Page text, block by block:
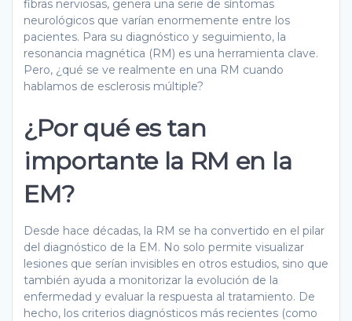
fibras nerviosas, genera una serie de síntomas
neurológicos que varían enormemente entre los
pacientes. Para su diagnóstico y seguimiento, la
resonancia magnética (RM) es una herramienta clave.
Pero, ¿qué se ve realmente en una RM cuando
hablamos de esclerosis múltiple?
¿Por qué es tan
importante la RM en la
EM?
Desde hace décadas, la RM se ha convertido en el pilar
del diagnóstico de la EM. No solo permite visualizar
lesiones que serían invisibles en otros estudios, sino que
también ayuda a monitorizar la evolución de la
enfermedad y evaluar la respuesta al tratamiento. De
hecho, los criterios diagnósticos más recientes (como